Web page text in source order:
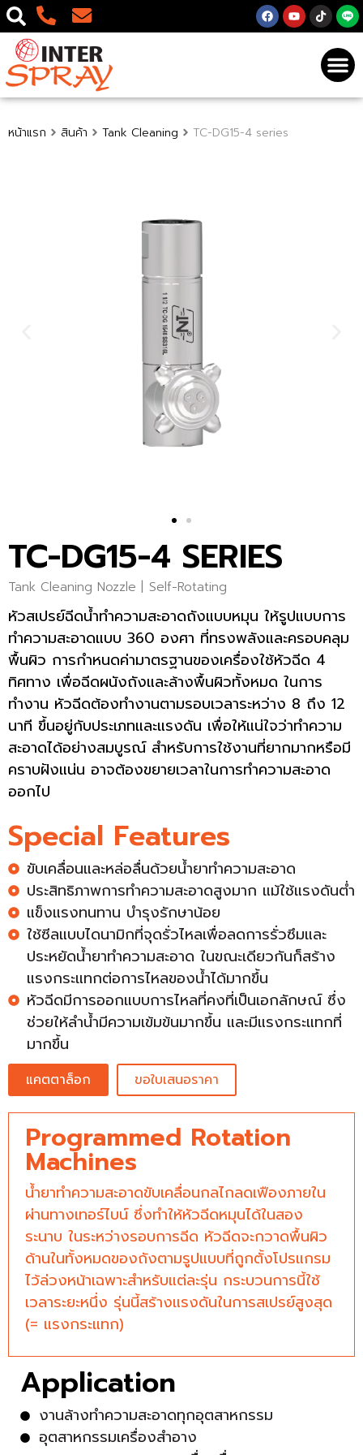
หน้าแรก สินค้า Tank Cleaning TC-DG15-4 series
TC-DG15-4 SERIES
Tank Cleaning Nozzle | Self-Rotating
หัวสเปรย์ฉีดน้ำทำความสะอาดถังแบบหมุน ให้รูปแบบการ
ทำความสะอาดแบบ 360 องศา ที่ทรงพลังและครอบคลุม
พื้นผิว การกำหนดค่ามาตรฐานของเครื่องใช้หัวฉีด 4
ทิศทาง เพื่อฉีดผนังถังและล้างพื้นผิวทั้งหมด ในการ
ทำงาน หัวฉีดต้องทำงานตามรอบเวลาระหว่าง 8 ถึง 12
นาที ขึ้นอยู่กับประเภทและแรงดัน เพื่อให้แน่ใจว่าทำความ
สะอาดได้อย่างสมบูรณ์ สำหรับการใช้งานที่ยากมากหรือมี
คราบฝังแน่น อาจต้องขยายเวลาในการทำความสะอาด
ออกไป
Special Features
ขับเคลื่อนและหล่อลื่นด้วยน้ำยาทำความสะอาด
ประสิทธิภาพการทำความสะอาดสูงมาก แม้ใช้แรงดันต่ำ
แข็งแรงทนทาน บำรุงรักษาน้อย
ใช้ซีลแบบไดนามิกที่จุดรั่วไหลเพื่อลดการรั่วซึมและ
ประหยัดน้ำยาทำความสะอาด ในขณะเดียวกันก็สร้าง
แรงกระแทกต่อการไหลของน้ำได้มากขึ้น
หัวฉีดมีการออกแบบการไหลที่คงที่เป็นเอกลักษณ์ ซึ่ง
ช่วยให้ลำน้ำมีความเข้มข้นมากขึ้น และมีแรงกระแทกที่
มากขึ้น
แคตตาล็อก ขอใบเสนอราคา
Application
งานล้างทำความสะอาดทุกอุตสาหกรรม
อุตสาหกรรมเครื่องสำอาง
Programmed Rotation
Machines
น้ำยาทำความสะอาดขับเคลื่อนกลไกลดเฟืองภายใน
ผ่านทางเทอร์ไบน์ ซึ่งทำให้หัวฉีดหมุนได้ในสอง
ระนาบ ในระหว่างรอบการฉีด หัวฉีดจะกวาดพื้นผิว
ด้านในทั้งหมดของถังตามรูปแบบที่ถูกตั้งโปรแกรม
ไว้ล่วงหน้าเฉพาะสำหรับแต่ละรุ่น กระบวนการนี้ใช้
เวลาระยะหนึ่ง รุ่นนี้สร้างแรงดันในการสเปรย์สูงสุด
(= แรงกระแทก)